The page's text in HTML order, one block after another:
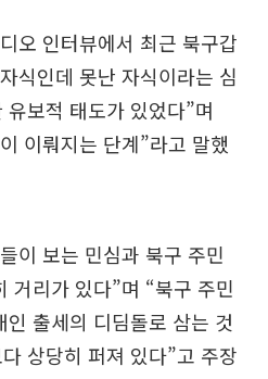
오 인터뷰에서 최근 북구갑
식인데 못난 자식이라는 심
보적 태도가 있었다”며
이뤄지는 단계”라고 말했
이 보는 민심과 북구 주민
거리가 있다”며 “북구 주민
출세의 디딤돌로 삼는 것
상당히 퍼져 있다”고 주장